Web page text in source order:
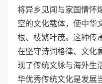
将异乡见闻与家国情怀
空的文化载体，使中华
根、枝繁叶茂。这种传
在坚守诗词格律、文化
现了传统文脉与海外生
华优秀传统文化是发展